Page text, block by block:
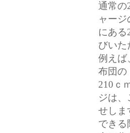
通常の
ャー
にあ
びいた
例えば
布団の
210ｃ
ジは
せしま
できる